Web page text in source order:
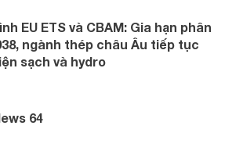
EU ETS và CBAM: Gia hạn phân
ngành thép châu Âu tiếp tục
sạch và hydro
64